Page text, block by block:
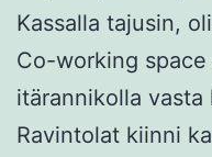
Kassalla tajusin,
Co-working
itärannikolla vasta
Ravintolat kiinni